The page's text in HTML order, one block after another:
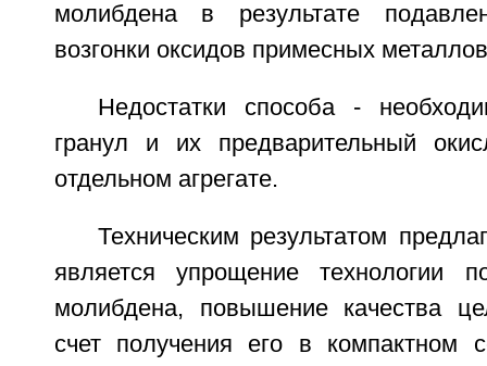
молибдена в результате
возгонки оксидов примесных
Недостатки способа -
гранул и их предварительный
отдельном агрегате.
Техническим результатом
является упрощение технологии
молибдена, повышение качества
счет получения его в компактном